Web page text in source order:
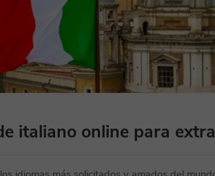
italiano online para